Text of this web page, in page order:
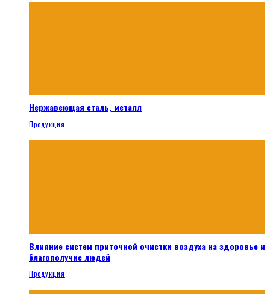
Нержавеющая сталь, металл
Продукция
Влияние систем приточной очистки воздуха на здоровье и
благополучие людей
Продукция